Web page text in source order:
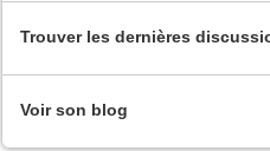
Trouver les dernières
Voir son blog